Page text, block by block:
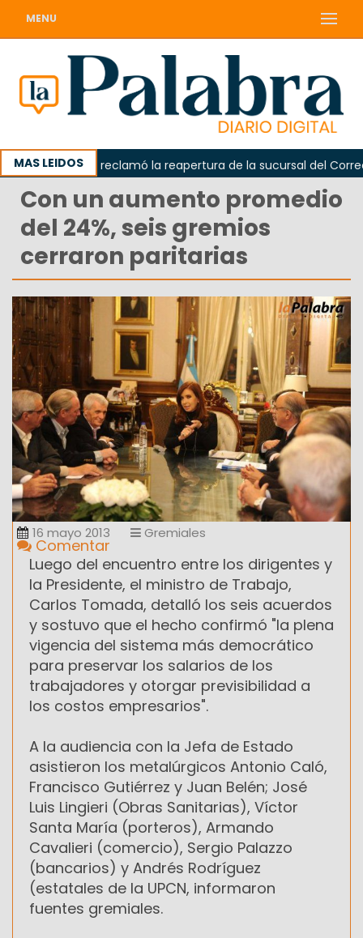
MENU
MAS LEIDOS
Odarda reclamó la reapertura de la sucursal del Correo
Con un aumento promedio
del 24%, seis gremios
cerraron paritarias
16 mayo 2013 Gremiales
Comentar
Luego del encuentro entre los dirigentes y
la Presidente, el ministro de Trabajo,
Carlos Tomada, detalló los seis acuerdos
y sostuvo que el hecho confirmó "la plena
vigencia del sistema más democrático
para preservar los salarios de los
trabajadores y otorgar previsibilidad a
los costos empresarios".
A la audiencia con la Jefa de Estado
asistieron los metalúrgicos Antonio Caló,
Francisco Gutiérrez y Juan Belén; José
Luis Lingieri (Obras Sanitarias), Víctor
Santa María (porteros), Armando
Cavalieri (comercio), Sergio Palazzo
(bancarios) y Andrés Rodríguez
(estatales de la UPCN, informaron
fuentes gremiales.